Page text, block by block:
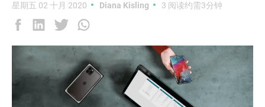
星期五 02 十月 2020 Diana Kisling 3 阅读约需3分钟